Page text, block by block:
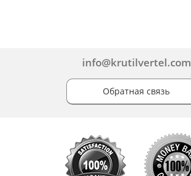
info@krutilvertel.com
Обратная связь